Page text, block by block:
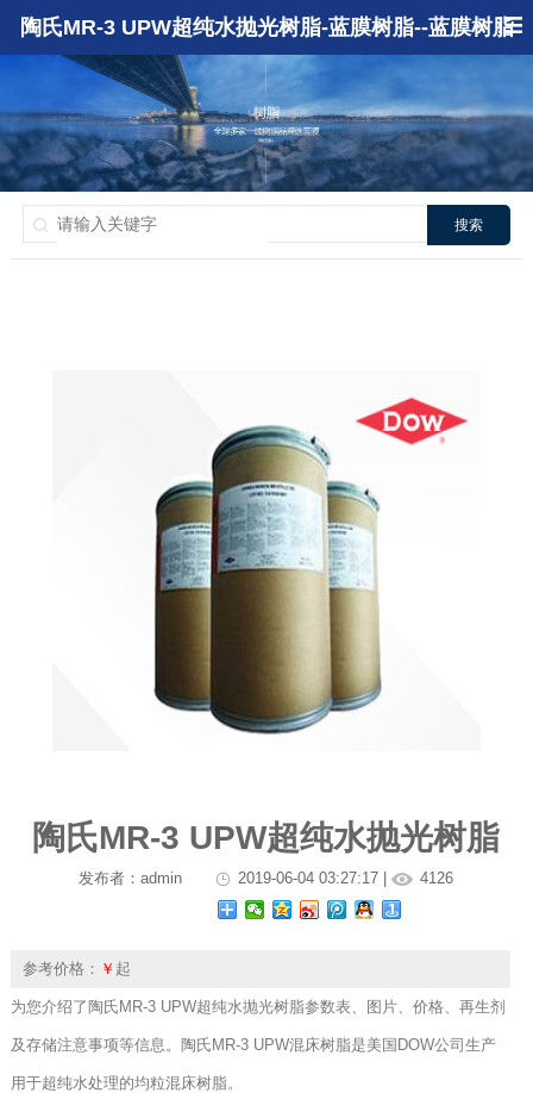
陶氏MR-3 UPW超纯水抛光树脂-蓝膜树脂--蓝膜树脂
搜索
陶氏MR-3 UPW超纯水抛光树脂
发布者：admin 2019-06-04 03:27:17 | 4126
参考价格： ￥ 起
为您介绍了陶氏MR-3 UPW超纯水抛光树脂参数表、图片、价格、再生剂
及存储注意事项等信息。陶氏MR-3 UPW混床树脂是美国DOW公司生产
用于超纯水处理的均粒混床树脂。